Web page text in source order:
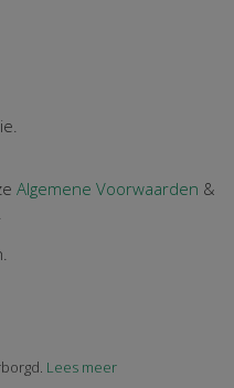
Algemene Voorwaarden &
Lees meer